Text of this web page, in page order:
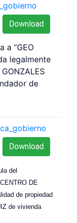
Download
a “GEO
legalmente
de
Download
del
DE
de propiedad
de vivienda